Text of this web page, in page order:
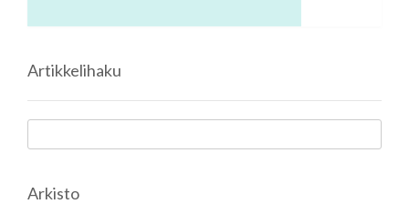
Artikkelihaku
Arkisto